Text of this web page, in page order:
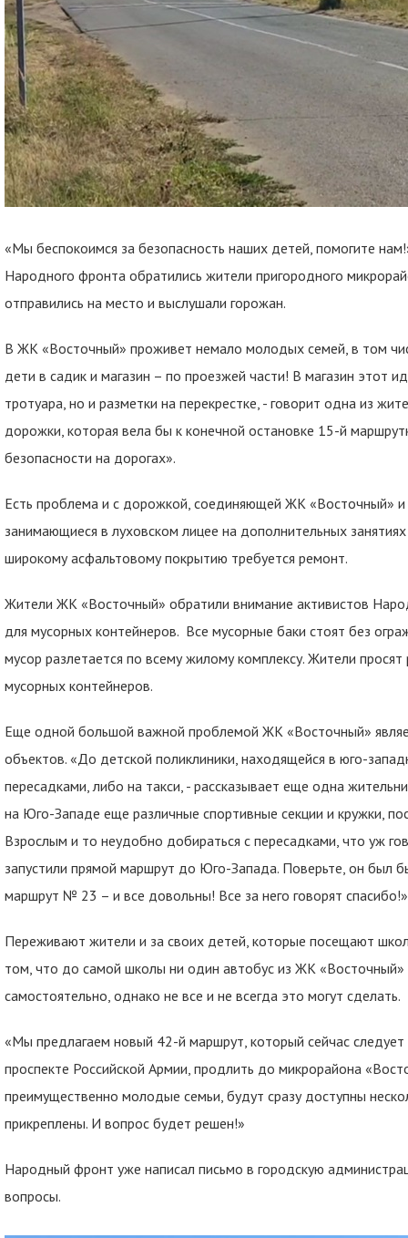
«Мы беспокоимся за безопасность наших детей, помогите
Народного фронта обратились жители пригородного
отправились на место и выслушали горожан.
В ЖК «Восточный» проживет немало молодых семей, в том
дети в садик и магазин – по проезжей части! В магазин этот
тротуара, но и разметки на перекрестке, - говорит одна из
дорожки, которая вела бы к конечной остановке 15-й
безопасности на дорогах».
Есть проблема и с дорожкой, соединяющей ЖК «Восточный» и
занимающиеся в луховском лицее на дополнительных
широкому асфальтовому покрытию требуется ремонт.
Жители ЖК «Восточный» обратили внимание активистов
для мусорных контейнеров. Все мусорные баки стоят без
мусор разлетается по всему жилому комплексу. Жители
мусорных контейнеров.
Еще одной большой важной проблемой ЖК «Восточный»
объектов. «До детской поликлиники, находящейся в юго-
пересадками, либо на такси, - рассказывает еще одна
на Юго-Западе еще различные спортивные секции и кружки,
Взрослым и то неудобно добираться с пересадками, что уж
запустили прямой маршрут до Юго-Запада. Поверьте, он был
маршрут № 23 – и все довольны! Все за него говорят спасибо!»
Переживают жители и за своих детей, которые посещают
том, что до самой школы ни один автобус из ЖК
самостоятельно, однако не все и не всегда это могут сделать.
«Мы предлагаем новый 42-й маршрут, который сейчас
проспекте Российской Армии, продлить до микрорайона
преимущественно молодые семьи, будут сразу доступны
прикреплены. И вопрос будет решен!»
Народный фронт уже написал письмо в городскую
вопросы.